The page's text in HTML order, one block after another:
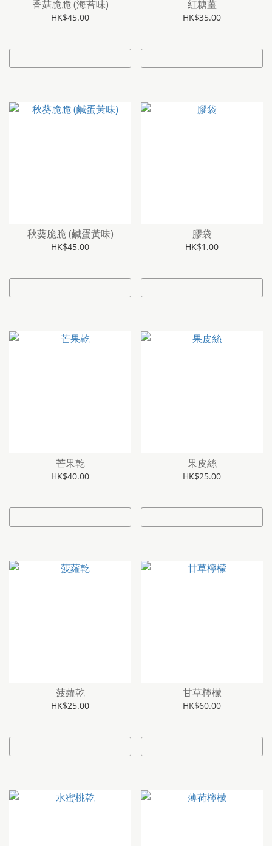
香菇脆脆 (海苔味)
HK$45.00
紅糖薑
HK$35.00
秋葵脆脆 (鹹蛋黃味)
HK$45.00
膠袋
HK$1.00
芒果乾
HK$40.00
果皮絲
HK$25.00
菠蘿乾
HK$25.00
甘草檸檬
HK$60.00